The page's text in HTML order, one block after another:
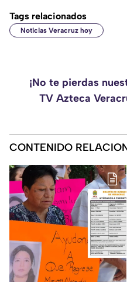
Tags relacionados
Noticias Veracruz hoy
¡No te pierdas
TV Azteca
CONTENIDO